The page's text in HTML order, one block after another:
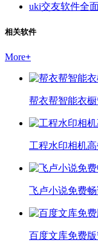
uki交友软件全
相关软件
More+
帮衣帮智能衣
工程水印相机
飞卢小说免费畅
百度文库免费